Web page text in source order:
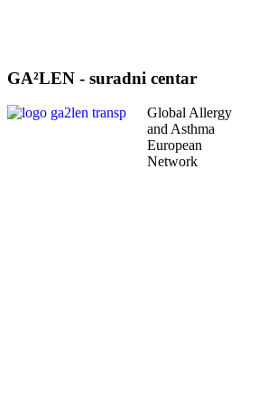
GA²LEN - suradni centar
Global Allergy
and Asthma
European
Network